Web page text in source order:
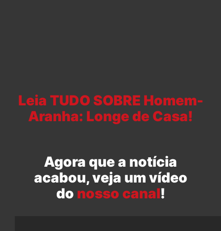
Leia TUDO SOBRE Homem-
Aranha: Longe de Casa!
Agora que a notícia
acabou, veja um vídeo
do nosso canal!